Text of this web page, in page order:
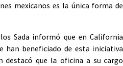
mexicanos es la única forma de
Sada informó que en California
han beneficiado de esta iniciativa
destacó que la oficina a su cargo